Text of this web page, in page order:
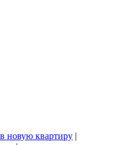
новую квартиру |